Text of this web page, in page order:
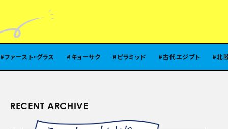
ス キョーサク ピラミッド 古代エジプト 北陸 味噌
RECENT ARCHIVE